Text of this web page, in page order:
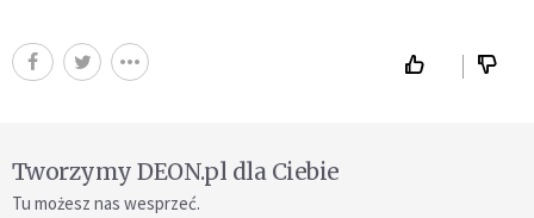
Tworzymy DEON.pl dla Ciebie
Tu możesz nas wesprzeć.